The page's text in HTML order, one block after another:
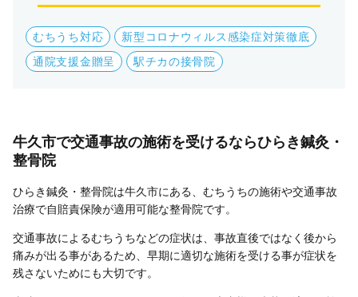
むちうち対応
新型コロナウィルス感染症対策徹底
通院支援金贈呈
駅チカの接骨院
牛久市で交通事故の施術を受けるならひらき鍼灸・
整骨院
ひらき鍼灸・整骨院は牛久市にある、むちうちの施術や交通事故
治療で自賠責保険が適用可能な整骨院です。
交通事故によるむちうちなどの症状は、事故直後ではなく後から
痛みが出る事があるため、早期に適切な施術を受ける事が症状を
残さないためにも大切です。